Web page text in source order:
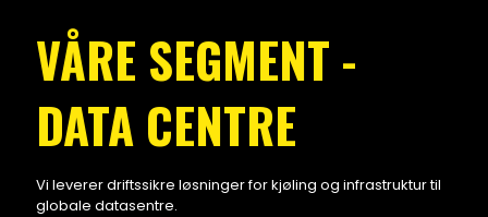
VÅRE SEGMENT -
DATA CENTRE
Vi leverer driftssikre løsninger for kjøling og infrastruktur til
globale datasentre.